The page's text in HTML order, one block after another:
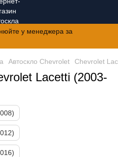
у менеджера за
Автоскло Chevrolet Chevrolet
Lacetti (2003-